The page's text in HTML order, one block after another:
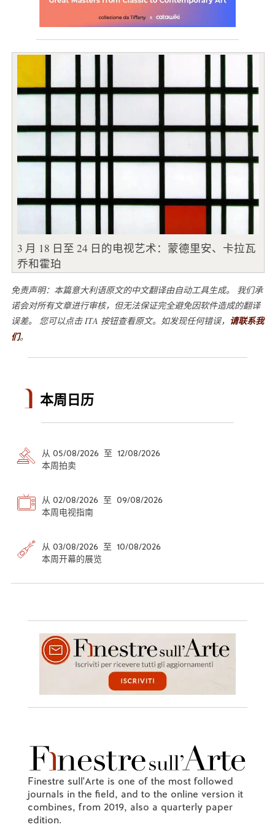
3 月 18 日至 24 日的电视艺术：蒙德里安、卡拉瓦
乔和霍珀
免责声明：本篇意大利语原文的中文翻译由自动工具生成。 我们承
诺会对所有文章进行审核，但无法保证完全避免因软件造成的翻译
误差。 您可以点击 ITA 按钮查看原文。如发现任何错误， 请联系我
们。
本周日历
从 05/08/2026 至 12/08/2026
本周拍卖
从 02/08/2026 至 09/08/2026
本周电视指南
从 03/08/2026 至 10/08/2026
本周开幕的展览
Finestre sull'Arte is one of the most followed
journals in the field, and to the online version it
combines, from 2019, also a quarterly paper
edition.